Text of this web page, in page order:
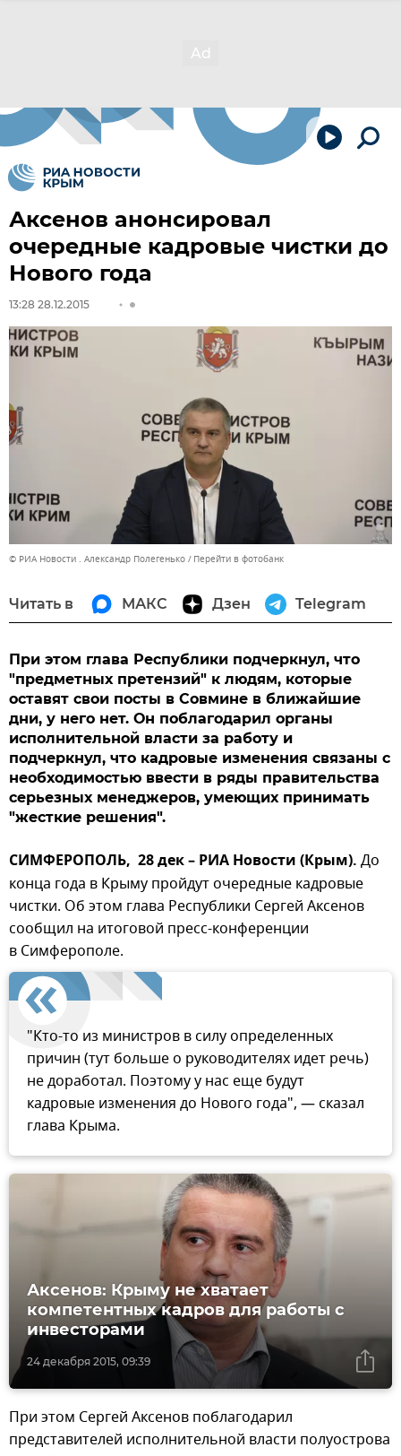
Аксенов анонсировал
очередные кадровые чистки до
Нового года
13:28 28.12.2015
© РИА Новости . Александр Полегенько Перейти в фотобанк
Читать в МАКС Дзен Telegram
При этом глава Республики подчеркнул, что
"предметных претензий" к людям, которые
оставят свои посты в Совмине в ближайшие
дни, у него нет. Он поблагодарил органы
исполнительной власти за работу и
подчеркнул, что кадровые изменения связаны с
необходимостью ввести в ряды правительства
серьезных менеджеров, умеющих принимать
"жесткие решения".
СИМФЕРОПОЛЬ, 28 дек – РИА Новости (Крым). До
конца года в Крыму пройдут очередные кадровые
чистки. Об этом глава Республики Сергей Аксенов
сообщил на итоговой пресс-конференции
в Симферополе.
"Кто-то из министров в силу определенных
причин (тут больше о руководителях идет речь)
не доработал. Поэтому у нас еще будут
кадровые изменения до Нового года", — сказал
глава Крыма.
24 декабря 2015, 09:39
Аксенов: Крыму не хватает
компетентных кадров для работы с
инвесторами
При этом Сергей Аксенов поблагодарил
представителей исполнительной власти полуострова